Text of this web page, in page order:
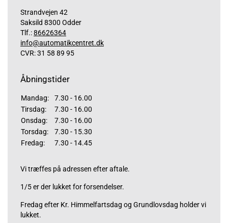
Strandvejen 42
Saksild 8300 Odder
Tlf.:86626364
info@automatikcentret.dk
CVR: 31 58 89 95
Åbningstider
Mandag:
7.30 - 16.00
Tirsdag:
7.30 - 16.00
Onsdag:
7.30 - 16.00
Torsdag:
7.30 - 15.30
Fredag:
7.30 - 14.45
Vi træffes på adressen efter aftale.
1/5 er der lukket for forsendelser.
Fredag efter Kr. Himmelfartsdag og Grundlovsdag holder vi
lukket.